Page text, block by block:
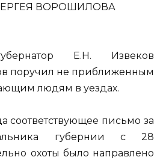
ВОРОШИЛОВА
Е.Н. Извеков
поручил не приближенным
людям в уездах.
соответствующее письмо за
губернии с 28
охоты было направлено